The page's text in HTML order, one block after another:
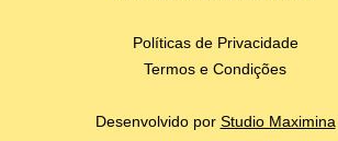
Políticas de Privacidade
Termos e Condições
Desenvolvido por Studio Maximina